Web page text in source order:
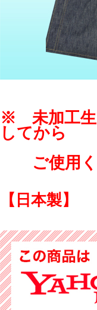
※ 未加工生
してから
ご使用く
【日本製】